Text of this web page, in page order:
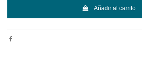
Añadir al carrito